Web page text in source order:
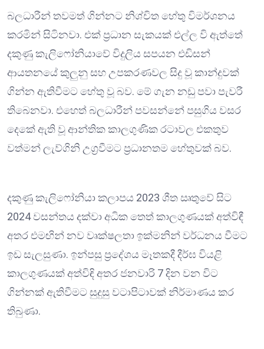
බලධාරීන් තවමත් ගින්නට නිශ්චිත හේතු විමර්ශනය
කරමින් සිටිනවා. එක් ප්‍රධාන සැකයක් එල්ල වි ඇත්තේ
දකුණු කැලිෆෝනියාවේ විදුලිය සපයන එඩිසන්
ආයතනයේ කුලු‍නු සහ උපකරණවල සිදු වූ කාන්දුවක්
ගින්න ඇතිවීමට හේතු වූ බව. මේ ගැන නඩු පවා පැවරී
තිබෙනවා. එහෙත් බලධාරීන් පවසන්නේ පසුගිය වසර
දෙකේ ඇති වූ ආන්තික කාලගුණික රටාවල එකතුව
වත්මන් ලැව්ගිනි උග්‍රවීමට ප්‍රධානතම හේතුවක් බව.
දකුණු කැලිෆෝනියා කලාපය 2023 ශීත ඍතුවේ සිට
2024 වසන්තය දක්වා අධික තෙත් කාලගුණයක් අත්විඳී
අතර එමඟින් නව වෘක්ෂලතා ඉක්මනින් වර්ධනය වීමට
ඉඩ සැලසුණා. ඉන්පසු ප්‍රදේශය මෑතකදී දීර්ඝ වියළි
කාලගුණයක් අත්විඳි අතර ජනවාරි 7 දින වන විට
ගින්නක් ඇතිවීමට සුදුසු වටාපිටාවක් නිර්මාණය කර
තිබුණා.